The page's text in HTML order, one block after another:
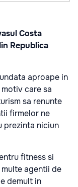
Costa
Republica
aproape in
care sa
sa renunte
firmelor ne
prezinta niciun
fitness si
agentii de
demult in